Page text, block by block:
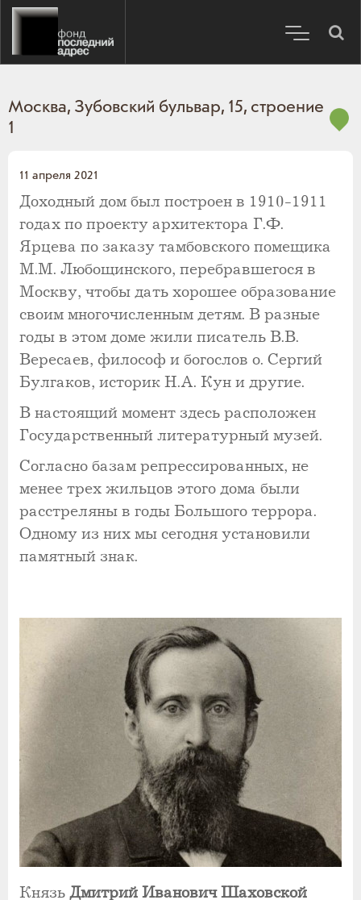
Москва, Зубовский бульвар, 15, строение
1
11 апреля 2021
Доходный дом был построен в 1910-1911
годах по проекту архитектора Г.Ф.
Ярцева по заказу тамбовского помещика
М.М. Любощинского, перебравшегося в
Москву, чтобы дать хорошее образование
своим многочисленным детям. В разные
годы в этом доме жили писатель В.В.
Вересаев, философ и богослов о. Сергий
Булгаков, историк Н.А. Кун и другие.
В настоящий момент здесь расположен
Государственный литературный музей.
Согласно базам репрессированных, не
менее трех жильцов этого дома были
расстреляны в годы Большого террора.
Одному из них мы сегодня установили
памятный знак.
Князь Дмитрий Иванович Шаховской